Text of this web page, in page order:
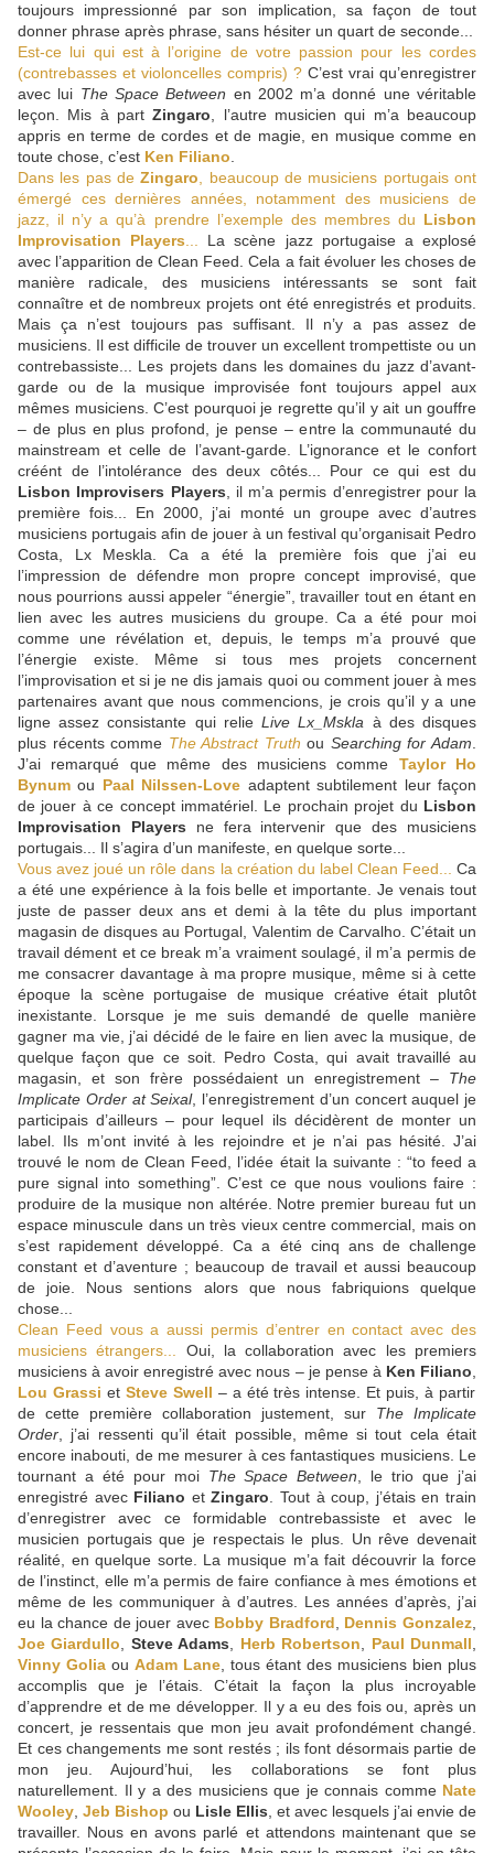
toujours impressionné par son implication, sa façon de tout
donner phrase après phrase, sans hésiter un quart de seconde...
Est-ce lui qui est à l’origine de votre passion pour les cordes
(contrebasses et violoncelles compris) ? C’est vrai qu’enregistrer
avec lui The Space Between en 2002 m’a donné une véritable
leçon. Mis à partZingaro , l’autre musicien qui m’a beaucoup
appris en terme de cordes et de magie, en musique comme en
toute chose, c’est Ken Filiano
Dans les pas deZingaro , beaucoup de musiciens portugais ont
émergé ces dernières années, notamment des musiciens de
jazz, il n’y a qu’à prendre l’exemple des membres du Lisbon
Improvisation Players
La scène jazz portugaise a explosé
avec l’apparition de Clean Feed. Cela a fait évoluer les choses de
manière radicale, des musiciens intéressants se sont fait
connaître et de nombreux projets ont été enregistrés et produits.
Mais ça n’est toujours pas suffisant. Il n’y a pas assez de
musiciens. Il est difficile de trouver un excellent trompettiste ou un
contrebassiste... Les projets dans les domaines du jazz d’avant-
garde ou de la musique improvisée font toujours appel aux
mêmes musiciens. C’est pourquoi je regrette qu’il y ait un gouffre
– de plus en plus profond, je pense – entre la communauté du
mainstream et celle de l’avant-garde. L’ignorance et le confort
créént de l’intolérance des deux côtés... Pour ce qui est du
Lisbon Improvisers Players , il m’a permis d’enregistrer pour la
première fois... En 2000, j’ai monté un groupe avec d’autres
musiciens portugais afin de jouer à un festival qu’organisait Pedro
Costa, Lx Meskla. Ca a été la première fois que j’ai eu
l’impression de défendre mon propre concept improvisé, que
nous pourrions aussi appeler “énergie”, travailler tout en étant en
lien avec les autres musiciens du groupe. Ca a été pour moi
comme une révélation et, depuis, le temps m’a prouvé que
l’énergie existe. Même si tous mes projets concernent
l’improvisation et si je ne dis jamais quoi ou comment jouer à mes
partenaires avant que nous commencions, je crois qu’il y a une
ligne assez consistante qui relieLive Lx_Mskla à des disques
plus récents comme The Abstract Truth ou Searching for Adam
J’ai remarqué que même des musiciens comme Taylor Ho
Bynum ou Paal Nilssen-Love adaptent subtilement leur façon
de jouer à ce concept immatériel. Le prochain projet du Lisbon
Improvisation Players ne fera intervenir que des musiciens
portugais... Il s’agira d’un manifeste, en quelque sorte...
Vous avez joué un rôle dans la création du label Clean Feed...
Ca
a été une expérience à la fois belle et importante. Je venais tout
juste de passer deux ans et demi à la tête du plus important
magasin de disques au Portugal, Valentim de Carvalho. C’était un
travail dément et ce break m’a vraiment soulagé, il m’a permis de
me consacrer davantage à ma propre musique, même si à cette
époque la scène portugaise de musique créative était plutôt
inexistante. Lorsque je me suis demandé de quelle manière
gagner ma vie, j’ai décidé de le faire en lien avec la musique, de
quelque façon que ce soit. Pedro Costa, qui avait travaillé au
magasin, et son frère possédaient un enregistrement – The
Implicate Order at Seixal, l’enregistrement d’un concert auquel je
participais d’ailleurs – pour lequel ils décidèrent de monter un
label. Ils m’ont invité à les rejoindre et je n’ai pas hésité. J’ai
trouvé le nom de Clean Feed, l’idée était la suivante : “to feed a
pure signal into something”. C’est ce que nous voulions faire :
produire de la musique non altérée. Notre premier bureau fut un
espace minuscule dans un très vieux centre commercial, mais on
s’est rapidement développé. Ca a été cinq ans de challenge
constant et d’aventure ; beaucoup de travail et aussi beaucoup
de joie. Nous sentions alors que nous fabriquions quelque
chose...
Clean Feed vous a aussi permis d’entrer en contact avec des
musiciens étrangers...
Oui, la collaboration avec les premiers
musiciens à avoir enregistré avec nous – je pense à Ken Filiano
Lou Grassi et Steve Swell – a été très intense. Et puis, à partir
de cette première collaboration justement, sur The Implicate
Order , j’ai ressenti qu’il était possible, même si tout cela était
encore inabouti, de me mesurer à ces fantastiques musiciens. Le
tournant a été pour moi The Space Between , le trio que j’ai
enregistré avec Filiano etZingaro . Tout à coup, j’étais en train
d’enregistrer avec ce formidable contrebassiste et avec le
musicien portugais que je respectais le plus. Un rêve devenait
réalité, en quelque sorte. La musique m’a fait découvrir la force
de l’instinct, elle m’a permis de faire confiance à mes émotions et
même de les communiquer à d’autres. Les années d’après, j’ai
eu la chance de jouer avec Bobby Bradford Dennis Gonzalez
Joe Giardullo
Steve Adams Herb Robertson Paul Dunmall
Vinny Golia ou Adam Lane , tous étant des musiciens bien plus
accomplis que je l’étais. C’était la façon la plus incroyable
d’apprendre et de me développer. Il y a eu des fois ou, après un
concert, je ressentais que mon jeu avait profondément changé.
Et ces changements me sont restés ; ils font désormais partie de
mon jeu. Aujourd’hui, les collaborations se font plus
naturellement. Il y a des musiciens que je connais comme Nate
Wooley Jeb Bishop ou Lisle Ellis , et avec lesquels j’ai envie de
travailler. Nous en avons parlé et attendons maintenant que se